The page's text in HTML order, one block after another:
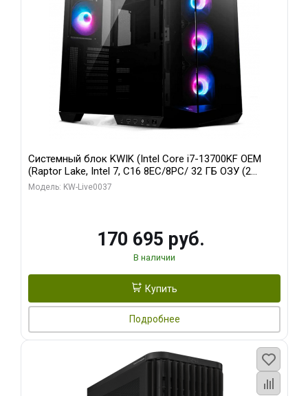
Системный блок KWIK (Intel Core i7-13700KF OEM
(Raptor Lake, Intel 7, C16 8EC/8PC/ 32 ГБ ОЗУ (2
модуля)/ Gigabyte RTX5070 AERO OC 12GB GDDR7
Модель: KW-Live0037
170 695 руб.
В наличии
Купить
Подробнее